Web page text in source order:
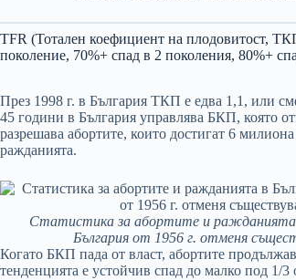
TFR (Тотален коефициент на плодовитост,
поколение, 70%+ спад в 2 поколения, 80%+
През 1998 г. в България ТКП е едва 1,1, или
45 години в България управлява БКП, която
разрешава абортите, които достигат 6
ражданията.
Статистика за абортите и ражданията
България от 1956 г. отменя
Когато БКП пада от власт, абортите
тенденцията е устойчив спад до малко под 1/